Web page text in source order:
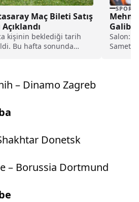
Maç Bileti Satış
kişinin beklediği tarih
Bu hafta sonunda
SPOR
Salon:
Samet
– Dinamo Zagreb
Donetsk
– Borussia Dortmund